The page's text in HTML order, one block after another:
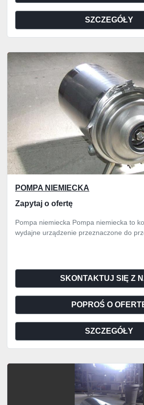
SZCZEGÓŁY
POMPA NIEMIECKA
Zapytaj o ofertę
Pompa niemiecka Pompa niemiecka to
wydajne urządzenie przeznaczone do
SKONTAKTUJ SIĘ Z
POPROŚ O
SZCZEGÓŁY